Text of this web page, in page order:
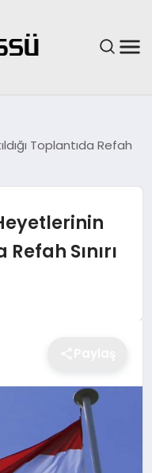
Toplantıda Refah
Sınırı